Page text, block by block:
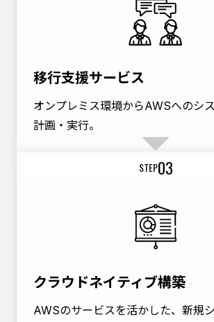
移行支援サービス
オンプレミス環境からAWSへのシ
計画・実行。
STEP03
クラウドネイティブ構築
AWSのサービスを活かした、新規